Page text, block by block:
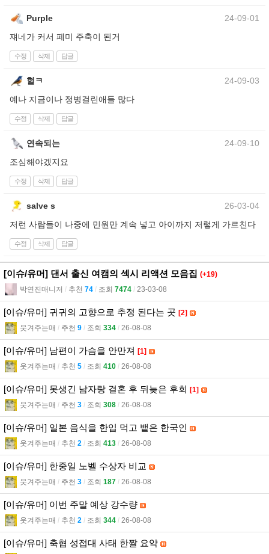
Purple
24-09-01
쟤네가 커서 페미 주축이 된거
수정 삭제 답글
헐ㅋ
24-09-03
예나 지금이나 정병걸린애들 많다
수정 삭제 답글
연속되는
24-09-10
조심해야겠지요
수정 삭제 답글
salve s
26-03-04
저런 사람들이 나중에 민원만 계속 넣고 아이까지 저렇게 가르친다
수정 삭제 답글
[이슈/유머] 댄서 출신 여캠의 섹시 리액션 모음집 (+19)
박연진매니저 l 추천 74 l 조회 7474 l 23-03-08
[이슈/유머] 귀귀의 고향으로 추정 된다는 곳 [2]
웃겨주는매 l 추천 9 l 조회 334 l 26-08-08
[이슈/유머] 남편이 가슴을 안만져 [1]
웃겨주는매 l 추천 5 l 조회 410 l 26-08-08
[이슈/유머] 못생긴 남자랑 결혼 후 뒤늦은 후회 [1]
웃겨주는매 l 추천 3 l 조회 308 l 26-08-08
[이슈/유머] 일본 음식을 한입 먹고 뱉은 한국인
웃겨주는매 l 추천 2 l 조회 413 l 26-08-08
[이슈/유머] 한중일 노벨 수상자 비교
웃겨주는매 l 추천 3 l 조회 187 l 26-08-08
[이슈/유머] 이번 주말 예상 강수량
웃겨주는매 l 추천 2 l 조회 344 l 26-08-08
[이슈/유머] 축협 성접대 사태 한짤 요약